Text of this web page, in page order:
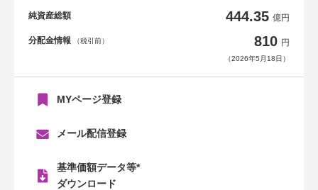
純資産総額 444.35 億円
分配金情報 （税引前） 810 円
（2026年5月18日）
MYページ登録
メール配信登録
基準価額データ等*
ダウンロード